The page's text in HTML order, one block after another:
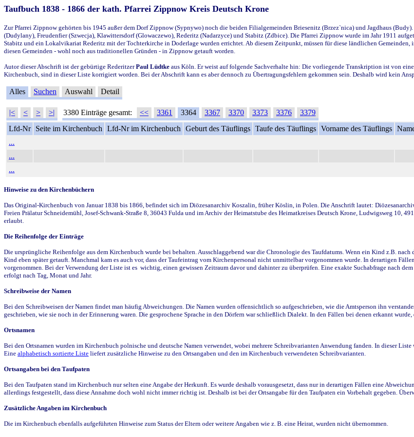
Taufbuch 1838 - 1866 der kath. Pfarrei Zippnow Kreis Deutsch Krone
Zur Pfarrei Zippnow gehörten bis 1945 außer dem Dorf Zippnow (Sypnywo) noch die beiden Filialgemeinden Briesenitz (Brzez`nica) und Jagdhaus
(Dudylany), Freudenfier (Szwecja), Klawittersdorf (Glowaczewo), Rederitz (Nadarzyce) und Stabitz (Zdbice). Die Pfarrei Zippnow wurde im Jahr 1911
Stabitz und ein Lokalvikariat Rederitz mit der Tochterkirche in Doderlage wurden errichtet. Ab diesem Zeitpunkt, müssen für diese ländlichen Gemeinden,
diesen Gemeinden - wohl noch aus traditionellen Gründen - in Zippnow getauft worden.
Autor dieser Abschrift ist der gebürtige RederitzerPaul Lüdtke aus Köln. Er weist auf folgende Sachverhalte hin: Die vorliegende Transkription ist von
Kirchenbuch, sind in dieser Liste korrigiert worden. Bei der Abschrift kann es aber dennoch zu Übertragungsfehlern gekommen sein. Deshalb wird kein
Alles Suchen Auswahl Detail
|< < > >| 3380 Einträge gesamt: << 3361 3364 3367 3370 3373 3376
3379
Lfd-Nr
Seite im Kirchenbuch Lfd-Nr im Kirchenbuch Geburt des Täuflings Taufe des Täuflings Vorname des Täuflings
...
...
...
Hinweise zu den Kirchenbüchern
Das Original-Kirchenbuch von Januar 1838 bis 1866, befindet sich im Diözesanarchiv Koszalin, früher Köslin, in Polen. Die Anschrift lautet:
Freien Prälatur Schneidemühl, Josef-Schwank-Straße 8, 36043 Fulda und im Archiv der Heimatstube des Heimatkreises Deutsch Krone, Ludwigsweg 10,
erlaubt.
Die Reihenfolge der Einträge
Die ursprüngliche Reihenfolge aus dem Kirchenbuch wurde bei behalten. Ausschlaggebend war die Chronologie des Taufdatums. Wenn ein Kind z.B.
Kind eben später getauft. Manchmal kam es auch vor, dass der Taufeintrag vom Kirchenpersonal nicht unmittelbar vorgenommen wurde. In derartigen
vorgenommen. Bei der Verwendung der Liste ist es wichtig, einen gewissen Zeitraum davor und dahinter zu überprüfen. Eine exakte Suchabfrage nach
erfolgt nach Tag, Monat und Jahr.
Schreibweise der Namen
Bei den Schreibweisen der Namen findet man häufig Abweichungen. Die Namen wurden offensichtlich so aufgeschrieben, wie die Amtsperson ihn
geschrieben, wie sie noch in der Erinnerung waren. Die gesprochene Sprache in den Dörfern war schließlich Dialekt. In den Fällen bei denen erkannt
Ortsnamen
Bei den Ortsnamen wurden im Kirchenbuch polnische und deutsche Namen verwendet, wobei mehrere Schreibvarianten Anwendung fanden. In dieser
Eine alphabetisch sortierte Liste liefert zusätzliche Hinweise zu den Ortsangaben und den im Kirchenbuch verwendeten Schreibvarianten.
Ortsangaben bei den Taufpaten
Bei den Taufpaten stand im Kirchenbuch nur selten eine Angabe der Herkunft. Es wurde deshalb vorausgesetzt, dass nur in derartigen Fällen eine
allerdings festgestellt, dass diese Annahme doch wohl nicht immer richtig ist. Deshalb ist bei der Ortsangabe für den Taufpaten ein Vorbehalt gegeben.
Zusätzliche Angaben im Kirchenbuch
Die im Kirchenbuch ebenfalls aufgeführten Hinweise zum Status der Eltern oder weitere Angaben wie z. B. eine Heirat, wurden nicht übernommen.